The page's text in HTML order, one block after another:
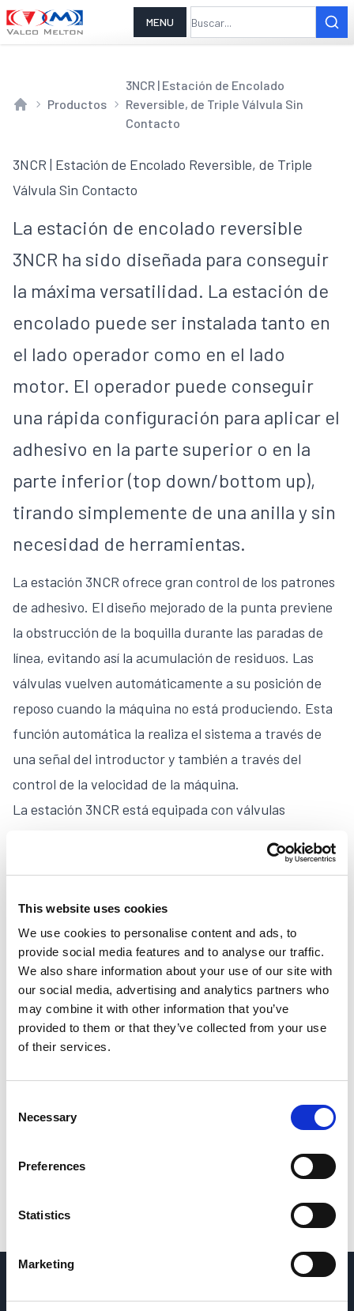
This website uses cookies
We use cookies to personalise content and ads, to
provide social media features and to analyse our traffic.
We also share information about your use of our site with
our social media, advertising and analytics partners who
may combine it with other information that you’ve
provided to them or that they’ve collected from your use
of their services.
Selection
Necessary
Preferences
Statistics
Marketing
MENU
Productos
3NCR | Estación de Encolado
Reversible, de Triple Válvula Sin
Contacto
3NCR | Estación de Encolado Reversible, de Triple
Válvula Sin Contacto
La estación de encolado reversible
3NCR ha sido diseñada para conseguir
la máxima versatilidad. La estación de
encolado puede ser instalada tanto en
el lado operador como en el lado
motor. El operador puede conseguir
una rápida configuración para aplicar el
adhesivo en la parte superior o en la
parte inferior (top down/bottom up),
tirando simplemente de una anilla y sin
necesidad de herramientas.
La estación 3NCR ofrece gran control de los patrones
de adhesivo. El diseño mejorado de la punta previene
la obstrucción de la boquilla durante las paradas de
línea, evitando así la acumulación de residuos. Las
válvulas vuelven automáticamente a su posición de
reposo cuando la máquina no está produciendo. Esta
función automática la realiza el sistema a través de
una señal del introductor y también a través del
control de la velocidad de la máquina.
La estación 3NCR está equipada con válvulas
cerámica garantizan una mayor vida útil. Las válvulas
forma gradual para adaptarse al ángulo de la pestaña.
3NCR Tri-Valve Non-Contact Gluing Station